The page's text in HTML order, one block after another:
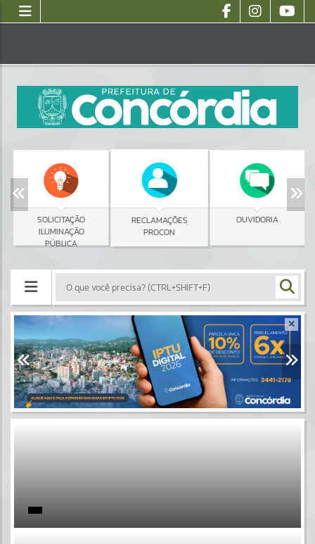
SOLICITAÇÃO
ILUMINAÇÃO
PÚBLICA
RECLAMAÇÕES
PROCON
OUVIDORIA
Portais
Por favor, aguarde...
Por favor, aguarde...